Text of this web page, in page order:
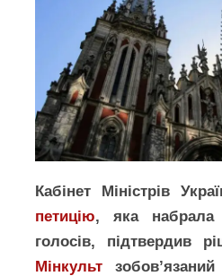
Кабінет Міністрів
петицію, яка набрала
голосів, підтвердив
Мінкульт